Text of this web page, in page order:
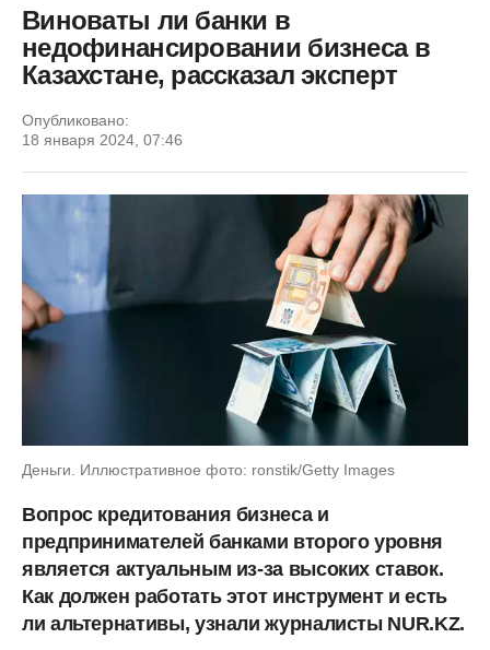
Виноваты ли банки в
недофинансировании бизнеса в
Казахстане, рассказал эксперт
Опубликовано:
18 января 2024, 07:46
Деньги. Иллюстративное фото: ronstik/Getty Images
Вопрос кредитования бизнеса и
предпринимателей банками второго уровня
является актуальным из-за высоких ставок.
Как должен работать этот инструмент и есть
ли альтернативы, узнали журналисты NUR.KZ.